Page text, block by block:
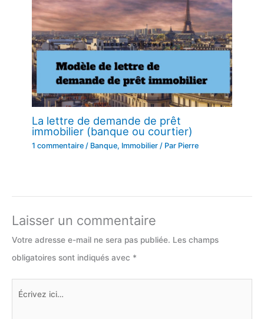
La lettre de demande de prêt
immobilier (banque ou courtier)
1 commentaire / Banque, Immobilier / Par Pierre
Laisser un commentaire
Votre adresse e-mail ne sera pas publiée. Les champs
obligatoires sont indiqués avec *